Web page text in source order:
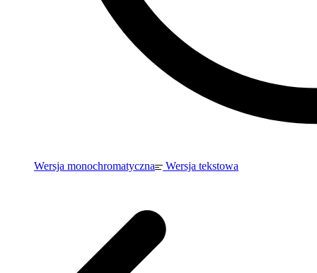
Wersja monochromatyczna Wersja tekstowa